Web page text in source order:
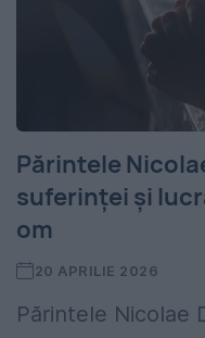
Părintele
suferinței și
om
20 APRILIE 2026
Părintele Nicolae